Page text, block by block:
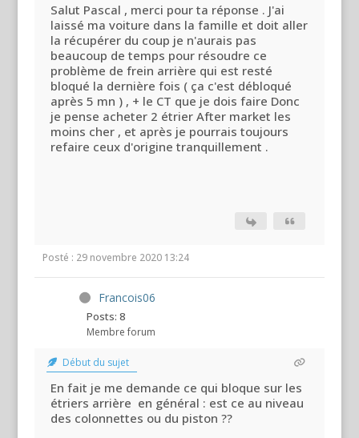
Salut Pascal , merci pour ta réponse . J'ai
laissé ma voiture dans la famille et doit aller
la récupérer du coup je n'aurais pas
beaucoup de temps pour résoudre ce
problème de frein arrière qui est resté
bloqué la dernière fois ( ça c'est débloqué
après 5 mn ) , + le CT que je dois faire Donc
je pense acheter 2 étrier After market les
moins cher , et après je pourrais toujours
refaire ceux d'origine tranquillement .
Posté : 29 novembre 2020 13:24
Francois06
Posts: 8
Membre forum
Début du sujet
En fait je me demande ce qui bloque sur les
étriers arrière en général : est ce au niveau
des colonnettes ou du piston ??